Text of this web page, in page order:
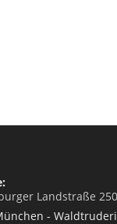
Landstraße 250
-